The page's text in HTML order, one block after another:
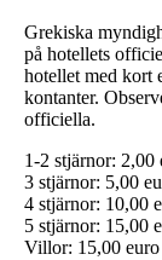
Grekiska
på hotellets
hotellet med kort
kontanter.
officiella.
1-2 stjärnor: 2,00
3 stjärnor: 5,00
4 stjärnor: 10,00
5 stjärnor: 15,00
Villor: 15,00 euro